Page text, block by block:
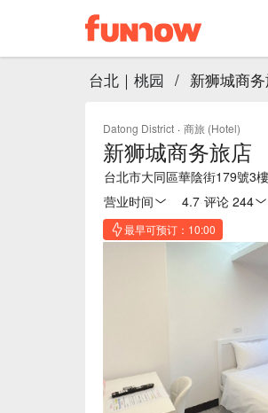
台北｜桃园 / 新狮城商
Datong District · 商旅 (Hotel)
新狮城商务旅店
台北市大同區華陰街179號3樓
营业时间
4.7 评论 244
最早可预订：10:00